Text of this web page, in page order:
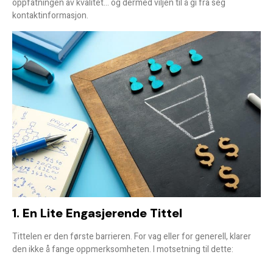
oppfatningen av kvalitet… og dermed viljen til å gi fra seg
kontaktinformasjon.
1. En Lite Engasjerende Tittel
Tittelen er den første barrieren. For vag eller for generell, klarer
den ikke å fange oppmerksomheten. I motsetning til dette: